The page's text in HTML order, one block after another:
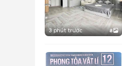
3 phút trước 8